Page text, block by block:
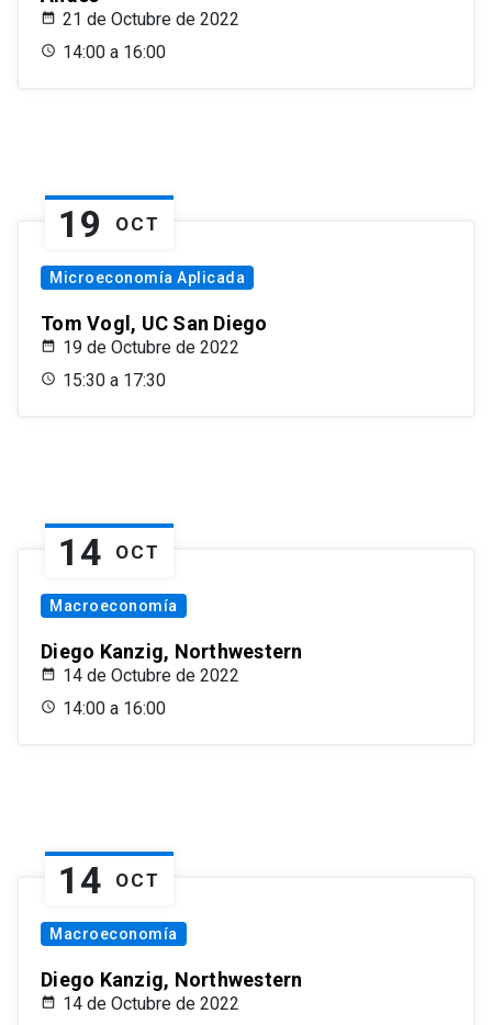
21 de Octubre de 2022
14:00 a 16:00
19 OCT
Microeconomía Aplicada
Tom Vogl, UC San Diego
19 de Octubre de 2022
15:30 a 17:30
14 OCT
Macroeconomía
Diego Kanzig, Northwestern
14 de Octubre de 2022
14:00 a 16:00
14 OCT
Macroeconomía
Diego Kanzig, Northwestern
14 de Octubre de 2022